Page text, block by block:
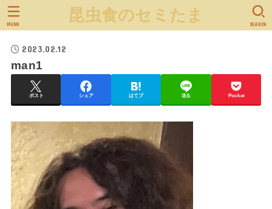
昆虫食のセミたま SEARCH
MENU
2023.02.12
man1
ポスト シェア はてブ 送る Pocket